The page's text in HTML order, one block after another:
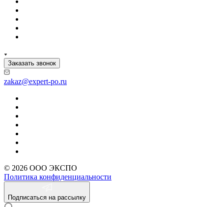
Заказать звонок
zakaz@expert-po.ru
© 2026 ООО ЭКСПО
Политика конфиденциальности
Подписаться на рассылку